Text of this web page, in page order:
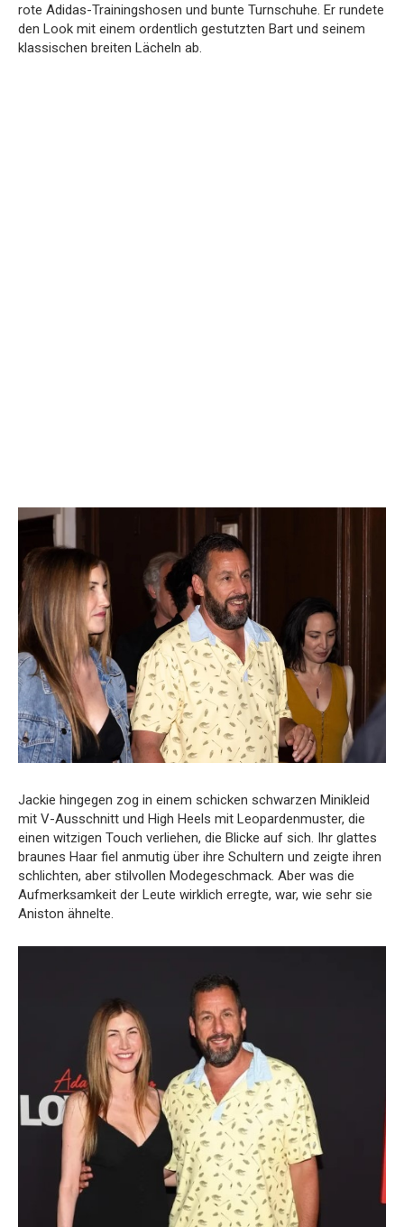
rote Adidas-Trainingshosen und bunte Turnschuhe. Er rundete
den Look mit einem ordentlich gestutzten Bart und seinem
klassischen breiten Lächeln ab.
Jackie hingegen zog in einem schicken schwarzen Minikleid
mit V-Ausschnitt und High Heels mit Leopardenmuster, die
einen witzigen Touch verliehen, die Blicke auf sich. Ihr glattes
braunes Haar fiel anmutig über ihre Schultern und zeigte ihren
schlichten, aber stilvollen Modegeschmack. Aber was die
Aufmerksamkeit der Leute wirklich erregte, war, wie sehr sie
Aniston ähnelte.